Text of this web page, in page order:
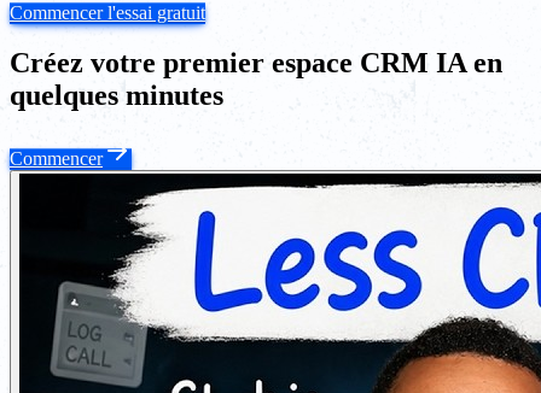
Commencer l'essai gratuit
Créez votre premier espace CRM IA en
quelques minutes
Commencer